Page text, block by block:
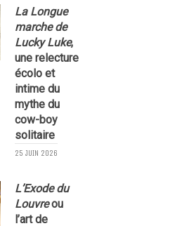
La Longue
marche de
Lucky Luke,
une relecture
écolo et
intime du
mythe du
cow-boy
solitaire
25 JUIN 2026
L’Exode du
Louvreou
l’art de